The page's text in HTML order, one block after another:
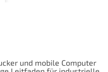
und mobile Computer